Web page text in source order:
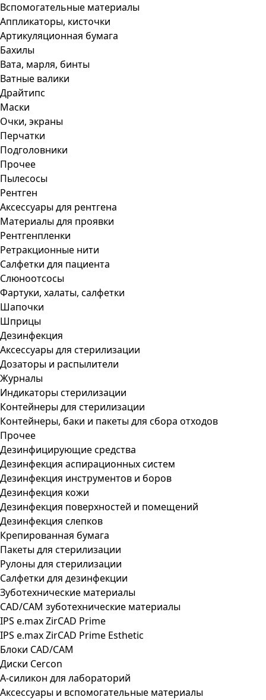
Вспомогательные материалы
Аппликаторы, кисточки
Артикуляционная бумага
Бахилы
Вата, марля, бинты
Ватные валики
Драйтипс
Маски
Очки, экраны
Перчатки
Подголовники
Прочее
Пылесосы
Рентген
Аксессуары для рентгена
Материалы для проявки
Рентгенпленки
Ретракционные нити
Салфетки для пациента
Слюноотсосы
Фартуки, халаты, салфетки
Шапочки
Шприцы
Дезинфекция
Аксессуары для стерилизации
Дозаторы и распылители
Журналы
Индикаторы стерилизации
Контейнеры для стерилизации
Контейнеры, баки и пакеты для сбора отходов
Прочее
Дезинфицирующие средства
Дезинфекция аспирационных систем
Дезинфекция инструментов и боров
Дезинфекция кожи
Дезинфекция поверхностей и помещений
Дезинфекция слепков
Крепированная бумага
Пакеты для стерилизации
Рулоны для стерилизации
Салфетки для дезинфекции
Зуботехнические материалы
CAD/CAM зуботехнические материалы
IPS e.max ZirCAD Prime
IPS e.max ZirCAD Prime Esthetic
Блоки CAD/CAM
Диски Cercon
А-силикон для лабораторий
Аксессуары и вспомогательные материалы